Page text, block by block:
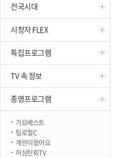
전국시대
시청자 FLEX
특집프로그램
TV 속 정보
종영프로그램
가요베스트
팀로컬C
계란이왔어요
허심탄회TV